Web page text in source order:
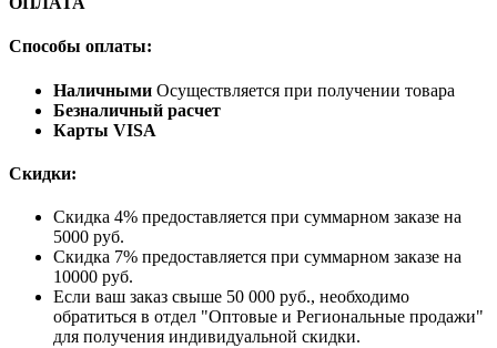
Способы оплаты:
Наличными Осуществляется при получении товара
Безналичный расчет
Карты VISA
Скидки:
Скидка 4% предоставляется при суммарном заказе на
5000 руб.
Скидка 7% предоставляется при суммарном заказе на
10000 руб.
Если ваш заказ свыше 50 000 руб., необходимо
обратиться в отдел "Оптовые и Региональные продажи"
для получения индивидуальной скидки.